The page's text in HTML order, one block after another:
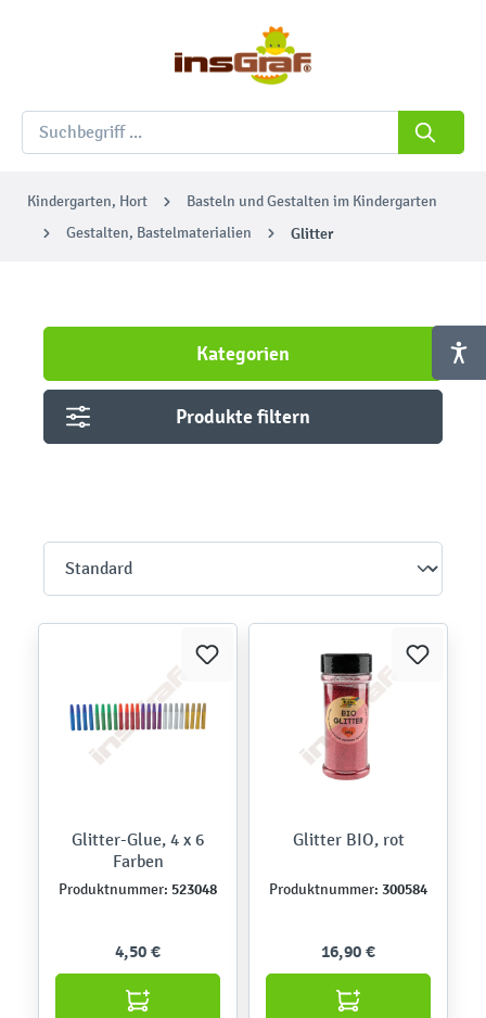
Kindergarten, Hort
Basteln und Gestalten im Kindergarten
Gestalten, Bastelmaterialien
Glitter
Kategorien
Produkte filtern
Glitter-Glue, 4 x 6
Farben
Produktnummer: 523048
4,50 €
Glitter BIO, rot
Produktnummer: 300584
16,90 €